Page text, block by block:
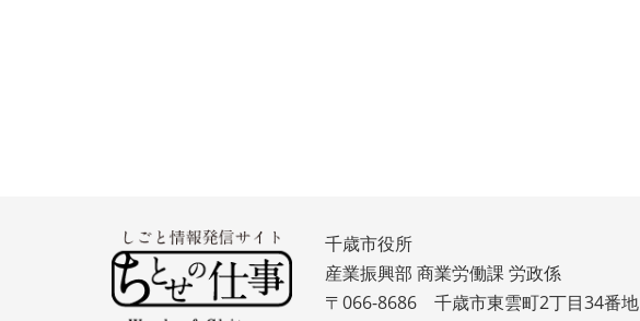
千歳市役所
産業振興部 商業労働課 労政係
〒066-8686 千歳市東雲町2丁目34番地